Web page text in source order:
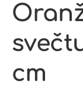
cm